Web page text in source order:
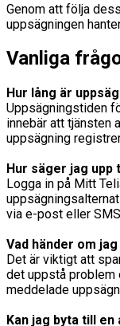
Genom att följa
uppsägningen
Vanliga
Hur lång är
Uppsägningstiden
innebär att tjänsten
uppsägning
Hur säger jag upp
Logga in på Mitt
via e-post eller
Vad händer om
Det är viktigt att
det uppstå
meddelade
Kan jag byta till